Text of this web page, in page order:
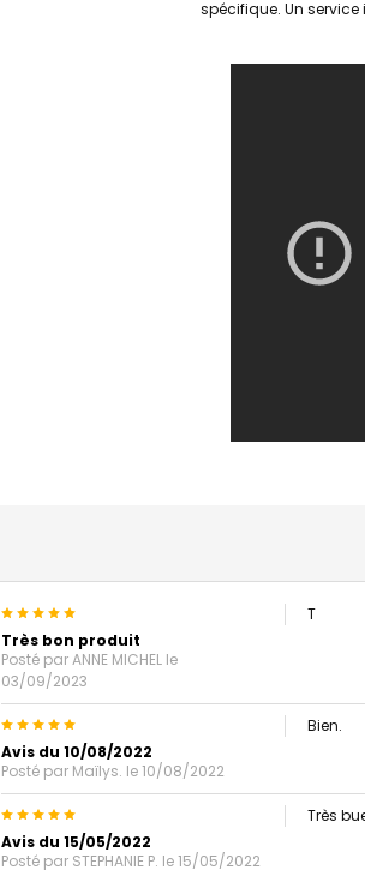
spécifique. Un
5
Très bon produit
Posté parANNE MICHEL le
03/09/2023
T
5
Avis du 10/08/2022
Posté par Maïlys. le 10/08/2022
Bien.
5
Avis du 15/05/2022
Posté par STEPHANIE P. le 15/05/2022
Très